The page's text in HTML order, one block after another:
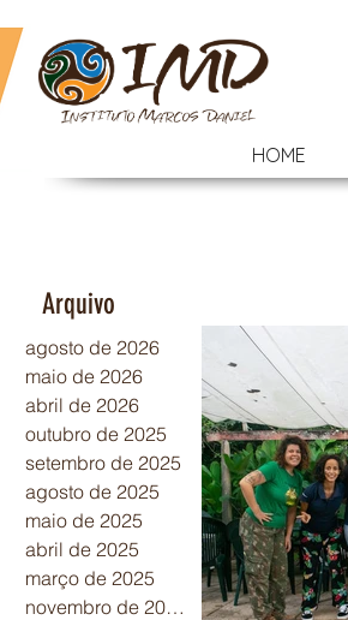
HOME
Arquivo
agosto de 2026
maio de 2026
abril de 2026
outubro de 2025
setembro de 2025
agosto de 2025
maio de 2025
abril de 2025
março de 2025
novembro de 2024